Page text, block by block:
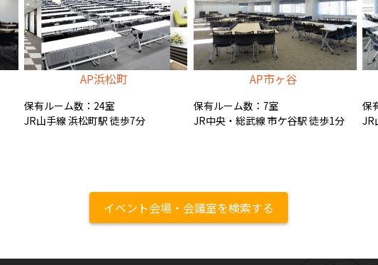
AP浜松町
保有ルーム数：24室
JR山手線 浜松町駅 徒歩7分
AP市ヶ谷
保有ルーム数：7室
JR中央・総武線 市ケ谷駅 徒歩1分
保
JR
イベント会場・会議室を検索する